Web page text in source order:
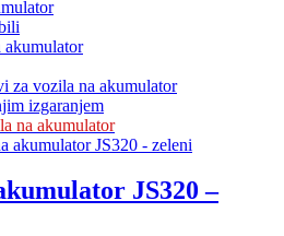
akumulator
za vozila na akumulator
izgaranjem
na akumulator
JS320 –